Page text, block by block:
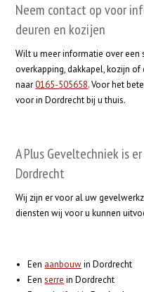
Neem contact op voor
deuren en kozijen
Wilt u meer informatie over een
overkapping, dakkapel, kozijn
naar0165-505658. Voor het
voor in Dordrecht bij u thuis.
A Plus Geveltechniek is
Dordrecht
Wij zijn er voor al uw
diensten wij voor u kunnen
Een aanbouwin Dordrecht
Eenserre in Dordrecht